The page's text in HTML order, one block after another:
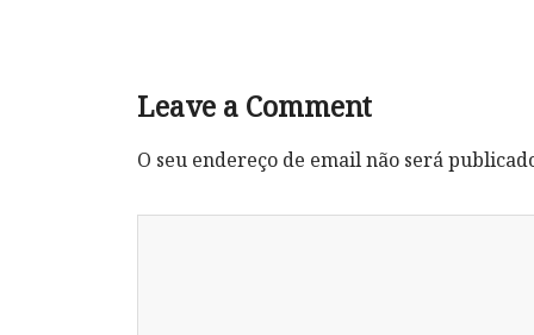
Leave a Comment
O seu endereço de email não será